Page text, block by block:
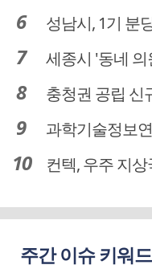
성남시, 1기 분
세종시 '동네 의
충청권 공립 신규교사
과학기술정보연구원
컨텍, 우주 지상국 서
주간 이슈 키워드